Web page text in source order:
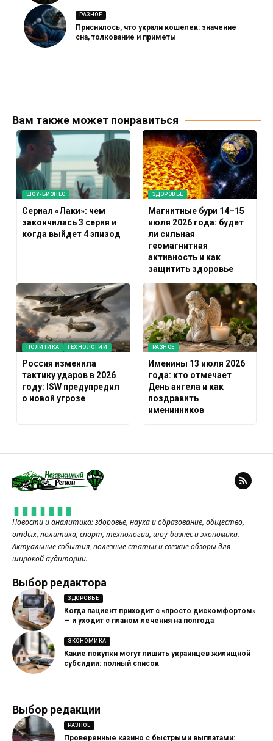
РАЗНОЕ
Приснилось, что украли кошелек: значение
сна, толкование и приметы
Вам также может понравиться
ШОУ-БИЗНЕС
Сериал «Лаки»: чем
закончилась 3 серия и
когда выйдет 4 эпизод
ЗДОРОВЬЕ
Магнитные бури 14–15
июля 2026 года: будет
ли сильная
геомагнитная
активность и как
защитить здоровье
ПОЛИТИКА ТЕХНОЛОГИИ
Россия изменила
тактику ударов в 2026
году: ISW предупредил
о новой угрозе
РАЗНОЕ
Именины 13 июля 2026
года: кто отмечает
День ангела и как
поздравить
именинников
Новости и аналитика: здоровье, наука и образование, общество,
отдых, политика, спорт, технологии, шоу-бизнес и экономика.
Актуальные события, полезные статьи и свежие обзоры для
широкой аудитории.
Выбор редактора
ЗДОРОВЬЕ
Когда пациент приходит с «просто дискомфортом»
— и уходит с планом лечения на полгода
ЭКОНОМИКА
Какие покупки могут лишить украинцев жилищной
субсидии: полный список
Выбор редакции
РАЗНОЕ
Проверенные казино с быстрыми выплатами: